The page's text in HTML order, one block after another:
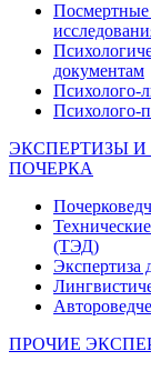
Посмертные
документам
Психолого-
Психолого-
ЭКСПЕРТИЗЫ
ПОЧЕРКА
(ТЭД)
Экспертиза
ПРОЧИЕ